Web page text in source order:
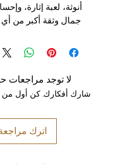
أنوثة، لعبة إثارة،
جمال وثقة أكبر من
لا توجد مراجعات
شارك أفكارك. كن أول من
اترك